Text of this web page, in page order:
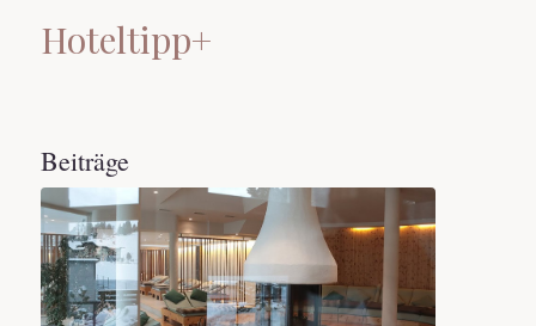
Hoteltipp+
Beiträge